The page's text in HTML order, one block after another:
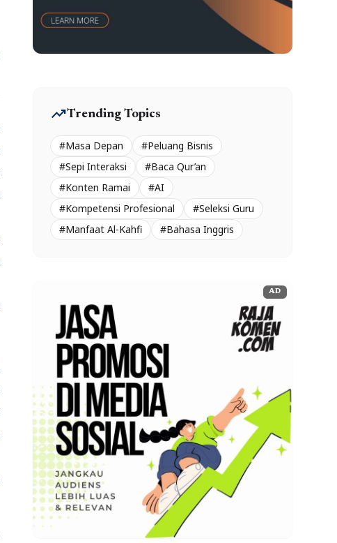
trending_upTrending Topics
#Masa Depan
#Peluang Bisnis
#Sepi Interaksi
#Baca Qur’an
#Konten Ramai
#AI
#Kompetensi Profesional
#Seleksi Guru
#Manfaat Al-Kahfi
#Bahasa Inggris
AD